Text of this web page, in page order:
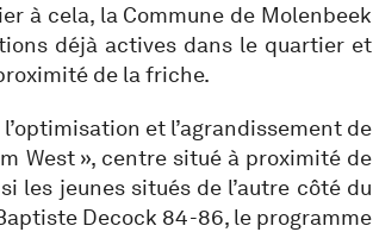
à cela, la Commune de Molenbeek
déjà actives dans le quartier et
de la friche.
et l’agrandissement de
West », centre situé à proximité de
les jeunes situés de l’autre côté du
Decock 84-86, le programme